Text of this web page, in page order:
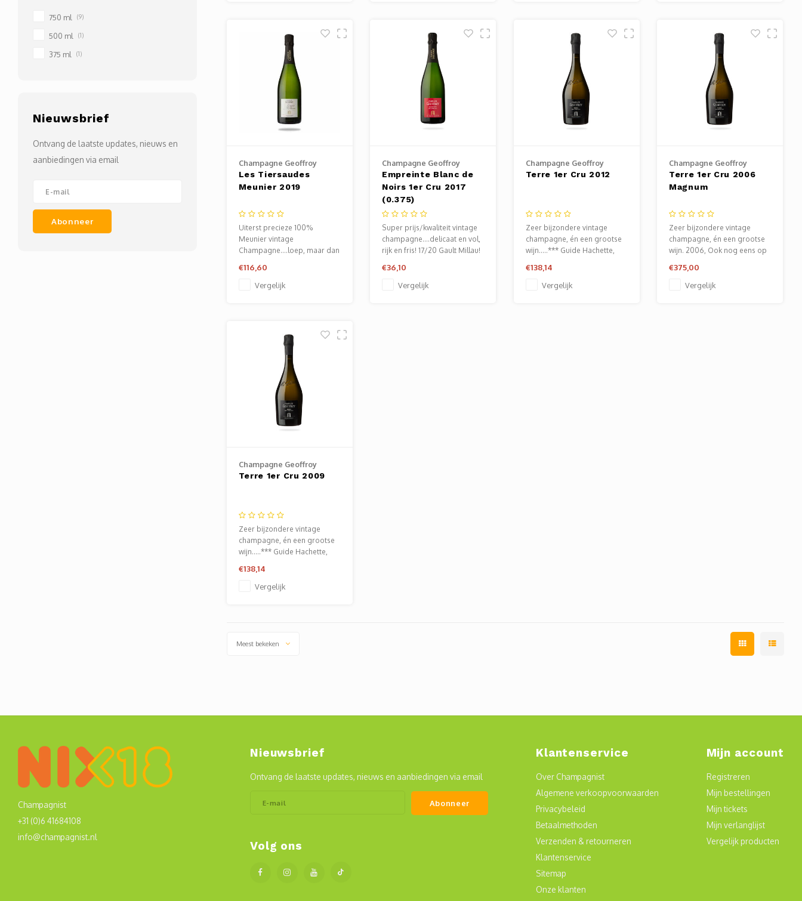
750 ml (9)
500 ml (1)
375 ml (1)
Nieuwsbrief
Ontvang de laatste updates, nieuws en
aanbiedingen via email
Abonneer
Champagne Geoffroy
Les Tiersaudes
Meunier 2019
Uiterst precieze 100%
Meunier vintage
Champagne....loep, maar dan
€116,60
Vergelijk
Champagne Geoffroy
Empreinte Blanc de
Noirs 1er Cru 2017
(0.375)
Super prijs/kwaliteit vintage
champagne....delicaat en vol,
rijk en fris! 17/20 Gault Millau!
€36,10
Vergelijk
Champagne Geoffroy
Terre 1er Cru 2012
Zeer bijzondere vintage
champagne, én een grootse
wijn.....*** Guide Hachette,
€138,14
Vergelijk
Champagne Geoffroy
Terre 1er Cru 2006
Magnum
Zeer bijzondere vintage
champagne, én een grootse
wijn. 2006, Ook nog eens op
meer?!
€375,00
Vergelijk
Champagne Geoffroy
Terre 1er Cru 2009
Zeer bijzondere vintage
champagne, én een grootse
wijn.....*** Guide Hachette,
€138,14
Vergelijk
Meest bekeken
Champagnist
+31 (0)6 41684108
info@champagnist.nl
Nieuwsbrief
Ontvang de laatste updates, nieuws en aanbiedingen via email
Abonneer
Volg ons
Klantenservice
Over Champagnist
Algemene verkoopvoorwaarden
Privacybeleid
Betaalmethoden
Verzenden & retourneren
Klantenservice
Sitemap
Onze klanten
Mijn account
Registreren
Mijn bestellingen
Mijn tickets
Mijn verlanglijst
Vergelijk producten